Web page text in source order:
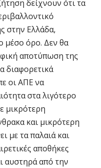
δείχνουν ότι τα
στην Ελλάδα,
μέσο όρο. Δεν θα
αποτύπωση της
διαφορετικά
οι ΑΠΕ να
στα λιγότερο
μικρότερη
και μικρότερη
με τα παλαιά και
αποθήκες
αυστηρά από την